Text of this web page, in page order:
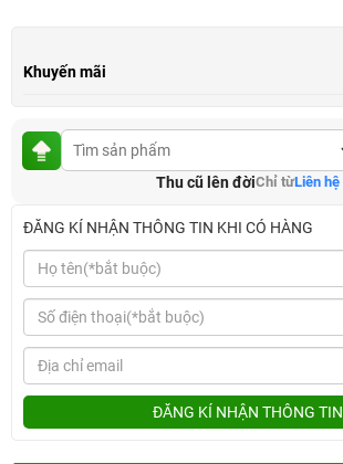
Khuyến mãi
Thu cũ lên đờiChỉ từLiên hệ
ĐĂNG KÍ NHẬN THÔNG TIN KHI CÓ HÀNG
ĐĂNG KÍ NHẬN THÔNG TIN